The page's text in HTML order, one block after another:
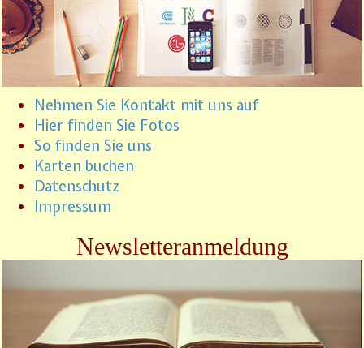
Nehmen Sie Kontakt mit uns auf
Hier finden Sie Fotos
So finden Sie uns
Karten buchen
Datenschutz
Impressum
Newsletteranmeldung